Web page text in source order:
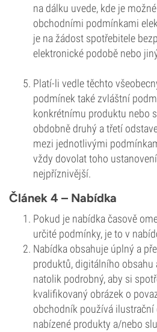
na dálku uvede, kde je
obchodními podmínkami
je na žádost spotřebitele
elektronické podobě nebo
Platí-li vedle těchto
podmínek také zvláštní
konkrétnímu produktu nebo
obdobně druhý a třetí
mezi jednotlivými
vždy dovolat toho
nejpříznivější.
Článek 4 – Nabídka
Pokud je nabídka časově
určité podmínky, je to v
Nabídka obsahuje úplný a
produktů, digitálního
natolik podrobný, aby si
kvalifikovaný obrázek o
obchodník používá ilustrační
nabízené produkty a/nebo